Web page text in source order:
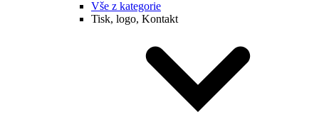
Vše z kategorie
Tisk, logo, Kontakt